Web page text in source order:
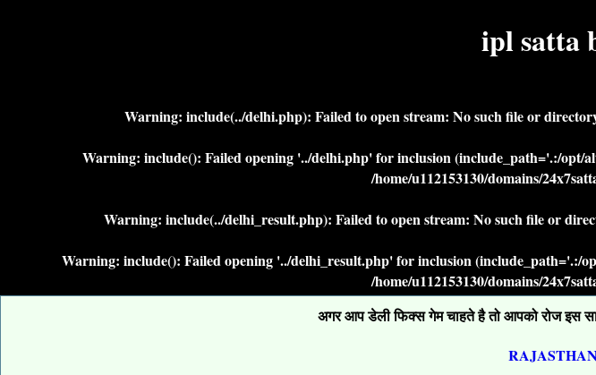
ipl satta
Warning: include(../delhi.php): Failed to open stream: No such file or
Warning: include(): Failed opening '../delhi.php' for inclusion (include_path='.:/
/home/u112153130/domains/
Warning: include(../delhi_result.php): Failed to open stream: No such file or
Warning: include(): Failed opening '../delhi_result.php' for inclusion (include_path='.:/
/home/u112153130/domains/
अगर आप डेली फिक्स गेम चाहते है तो आपको रोज इस